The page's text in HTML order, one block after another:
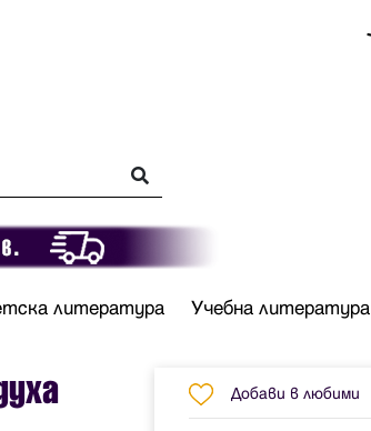
литература Учебна литература
Добави в любими